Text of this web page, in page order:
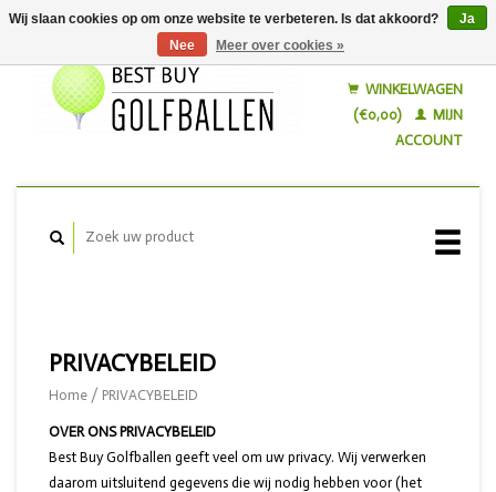
WINKELWAGEN
(€0,00)
MIJN
ACCOUNT
PRIVACYBELEID
Home / PRIVACYBELEID
OVER ONS PRIVACYBELEID
Best Buy Golfballen geeft veel om uw privacy. Wij verwerken
daarom uitsluitend gegevens die wij nodig hebben voor (het
Wij slaan cookies op om onze website te verbeteren. Is dat akkoord?
Ja
Nee
Meer over cookies »